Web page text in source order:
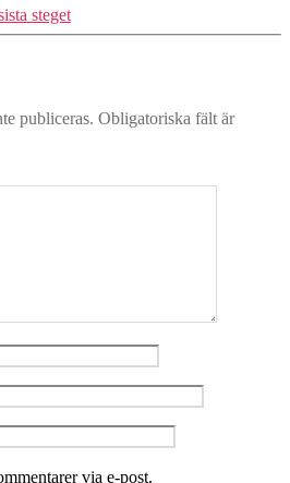
spicegirl
steget
publiceras. Obligatoriska fält är
via e-post.